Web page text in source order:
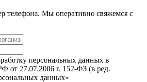
телефона. Мы оперативно свяжемся с
персональных данных в
от 27.07.2006 г. 152-ФЗ (в ред.
данных»